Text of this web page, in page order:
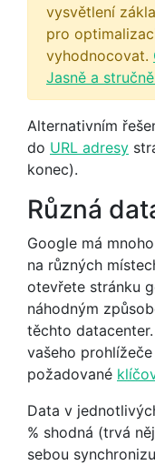
vysvětlení
pro
vyhodnocovat.
Jasně a
Alternativním
do URL adresy
konec).
Různá
Google má mnoho
na různých
otevřete stránku
náhodným
těchto
vašeho
požadované
Data v
% shodná (trvá
sebou